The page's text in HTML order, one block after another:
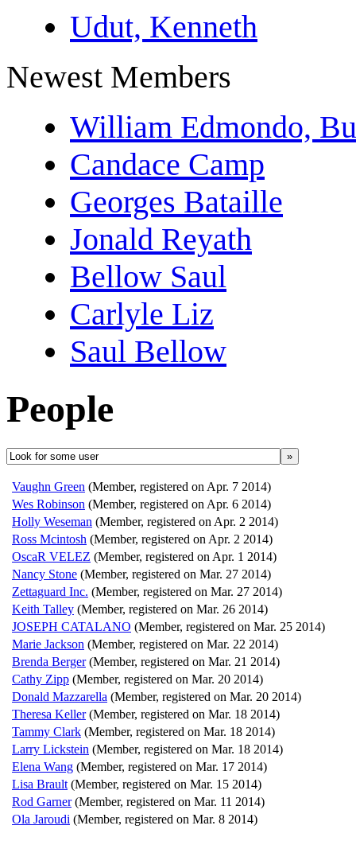
Udut, Kenneth
Newest Members
William Edmondo,
Candace Camp
Georges Bataille
Jonald Reyath
Bellow Saul
Carlyle Liz
Saul Bellow
People
»
Vaughn Green (Member, registered on Apr. 7 2014)
Wes Robinson (Member, registered on Apr. 6 2014)
Holly Weseman (Member, registered on Apr. 2 2014)
Ross Mcintosh (Member, registered on Apr. 2 2014)
OscaR VELEZ (Member, registered on Apr. 1 2014)
Nancy Stone (Member, registered on Mar. 27 2014)
Zettaguard Inc. (Member, registered on Mar. 27 2014)
Keith Talley (Member, registered on Mar. 26 2014)
JOSEPH CATALANO (Member, registered on Mar. 25 2014)
Marie Jackson (Member, registered on Mar. 22 2014)
Brenda Berger (Member, registered on Mar. 21 2014)
Cathy Zipp (Member, registered on Mar. 20 2014)
Donald Mazzarella (Member, registered on Mar. 20 2014)
Theresa Keller (Member, registered on Mar. 18 2014)
Tammy Clark (Member, registered on Mar. 18 2014)
Larry Lickstein (Member, registered on Mar. 18 2014)
Elena Wang (Member, registered on Mar. 17 2014)
Lisa Brault (Member, registered on Mar. 15 2014)
Rod Garner (Member, registered on Mar. 11 2014)
Ola Jaroudi (Member, registered on Mar. 8 2014)